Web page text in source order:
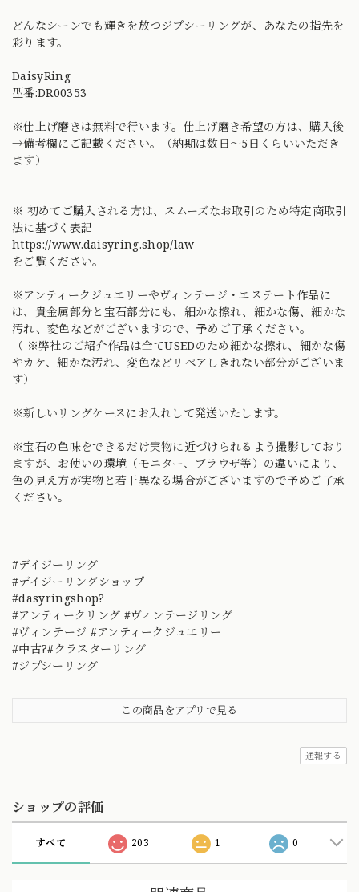
どんなシーンでも輝きを放つジプシーリングが、あなたの指先を
彩ります。
DaisyRing
型番:DR00353
※仕上げ磨きは無料で行います。仕上げ磨き希望の方は、購入後
→備考欄にご記載ください。（納期は数日〜5日くらいいただき
ます）
※ 初めてご購入される方は、スムーズなお取引のため特定商取引
法に基づく表記
https://www.daisyring.shop/law
をご覧ください。
※アンティークジュエリーやヴィンテージ・エステート作品に
は、貴金属部分と宝石部分にも、細かな擦れ、細かな傷、細かな
汚れ、変色などがございますので、予めご了承ください。
（ ※弊社のご紹介作品は全てUSEDのため細かな擦れ、細かな傷
やカケ、細かな汚れ、変色などリペアしきれない部分がございま
す）
※新しいリングケースにお入れして発送いたします。
※宝石の色味をできるだけ実物に近づけられるよう撮影しており
ますが、お使いの環境（モニター、ブラウザ等）の違いにより、
色の見え方が実物と若干異なる場合がございますので予めご了承
ください。
#デイジーリング
#デイジーリングショップ
#dasyringshop?
#アンティークリング #ヴィンテージリング
#ヴィンテージ #アンティークジュエリー
#中古?#クラスターリング
#ジプシーリング
この商品をアプリで見る
通報する
ショップの評価
すべて 203 1 0